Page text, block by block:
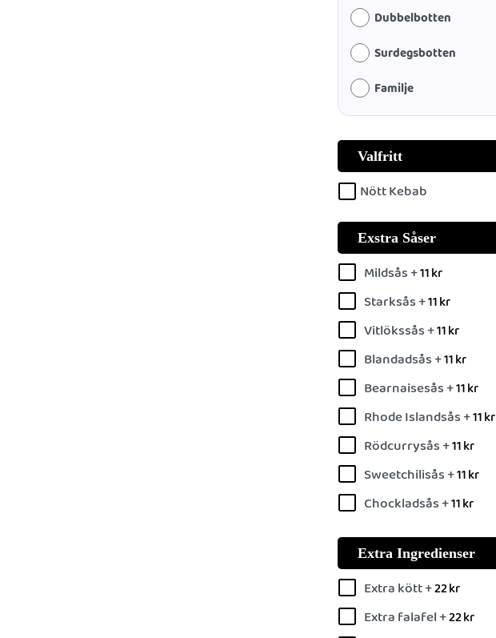
Dubbelbotten
Surdegsbotten
Familje
Valfritt
Nött Kebab
Exstra Såser
Mildsås +11kr
Starksås +11kr
Vitlökssås +11kr
Blandadsås +11kr
Bearnaisesås +11kr
Rhode Islandsås +11kr
Rödcurrysås +11kr
Sweetchilisås +11kr
Chockladsås +11kr
Extra Ingredienser
Extra kött +22kr
Extra falafel +22kr